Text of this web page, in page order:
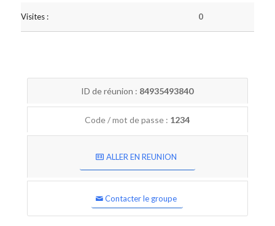
Visites : 0
ID de réunion : 84935493840
Code / mot de passe : 1234
ALLER EN REUNION
Contacter le groupe